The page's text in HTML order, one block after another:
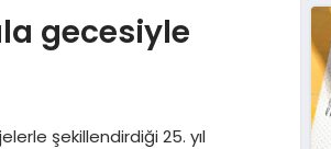
gecesiyle
şekillendirdiği 25. yıl